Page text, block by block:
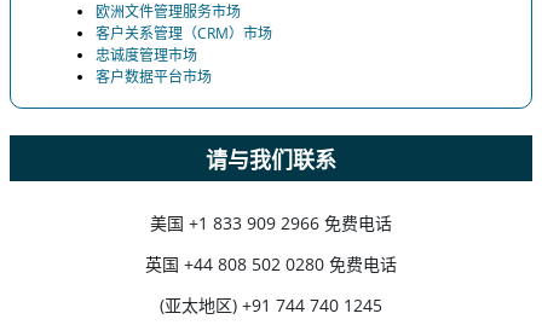
欧洲文件管理服务市场
客户关系管理（CRM）市场
忠诚度管理市场
客户数据平台市场
请与我们联系
美国 +1 833 909 2966 免费电话
英国 +44 808 502 0280 免费电话
(亚太地区) +91 744 740 1245